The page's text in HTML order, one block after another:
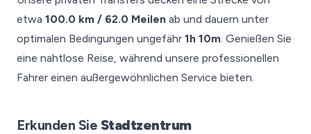
etwa 100.0 km / 62.0 Meilen ab und dauern unter
optimalen Bedingungen ungefähr 1h 10m. Genießen Sie
eine nahtlose Reise, während unsere professionellen
Fahrer einen außergewöhnlichen Service bieten.
Erkunden Sie Stadtzentrum